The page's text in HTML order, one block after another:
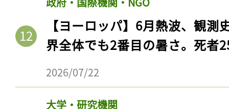
【ヨーロッパ】6月熱波、観
界全体でも2番目の暑さ。死者
2026/07/22
大学・研究機関